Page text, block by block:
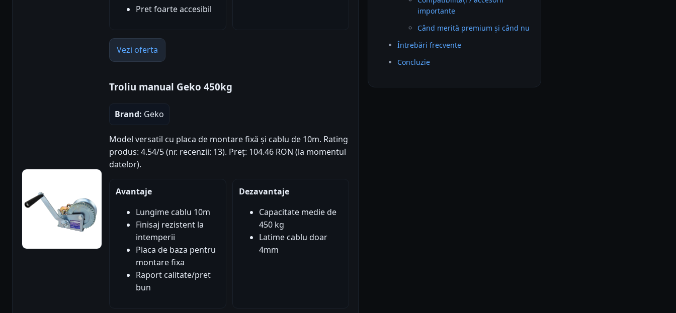
Pret foarte accesibil
Vezi oferta
Troliu manual Geko 450kg
Brand: Geko
Model versatil cu placa de montare fixă și cablu de 10m. Rating
produs: 4.54/5 (nr. recenzii: 13). Preț: 104.46 RON (la momentul
datelor).
Avantaje
Lungime cablu 10m
Finisaj rezistent la
intemperii
Placa de baza pentru
montare fixa
Raport calitate/pret
bun
Dezavantaje
Capacitate medie de
450 kg
Latime cablu doar
4mm
importante
Când merită premium și când nu
Întrebări frecvente
Concluzie